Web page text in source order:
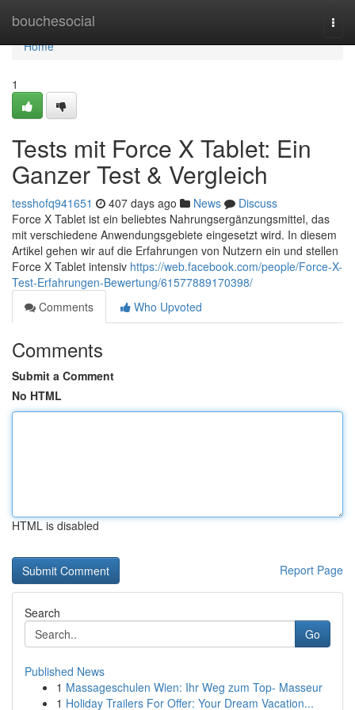
bouchesocial
Home
Home
1
Tests mit Force X Tablet: Ein
Ganzer Test & Vergleich
tesshofq941651 407 days ago News
Discuss
Force X Tablet ist ein beliebtes Nahrungsergänzungsmittel, das
mit verschiedene Anwendungsgebiete eingesetzt wird. In diesem
Artikel gehen wir auf die Erfahrungen von Nutzern ein und stellen
Force X Tablet intensiv https://web.facebook.com/people/Force-X-
Test-Erfahrungen-Bewertung/61577889170398/
Comments
Who Upvoted
Comments
Submit a Comment
No HTML
HTML is disabled
Report Page
Search
Go
Published News
1 Massageschulen Wien: Ihr Weg zum Top- Masseur
1 Holiday Trailers For Offer: Your Dream Vacation...